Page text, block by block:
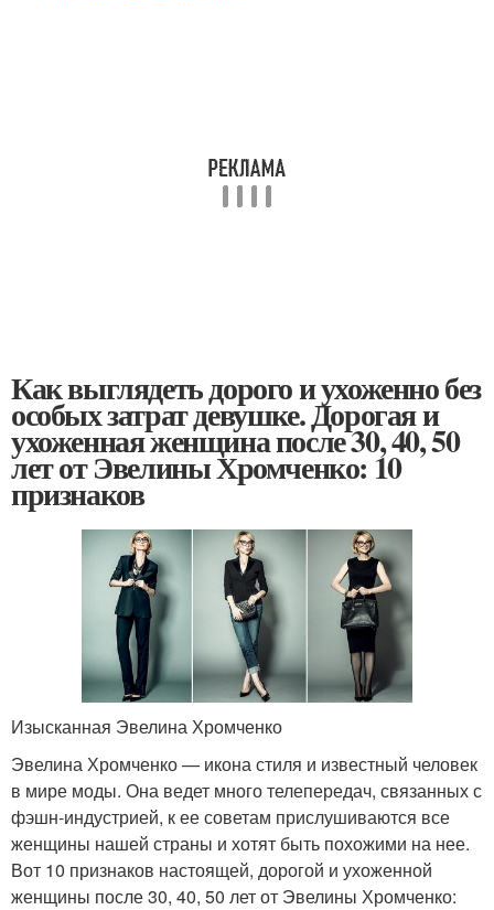
Как выглядеть дорого и ухоженно без
особых затрат девушке. Дорогая и
ухоженная женщина после 30, 40, 50
лет от Эвелины Хромченко: 10
признаков
Изысканная Эвелина Хромченко
Эвелина Хромченко — икона стиля и известный человек
в мире моды. Она ведет много телепередач, связанных с
фэшн-индустрией, к ее советам прислушиваются все
женщины нашей страны и хотят быть похожими на нее.
Вот 10 признаков настоящей, дорогой и ухоженной
женщины после 30, 40, 50 лет от Эвелины Хромченко: